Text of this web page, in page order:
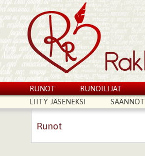
RUNOT RUNOILIJAT
LIITY JÄSENEKSI
SÄÄNNÖT
Runot